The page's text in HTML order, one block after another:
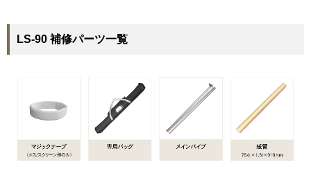
LS-90 補修パーツ一覧